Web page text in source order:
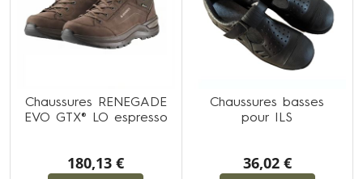
Chaussures RENEGADE
EVO GTX® LO espresso
180,13 €
Chaussures basses
pour ILS
36,02 €